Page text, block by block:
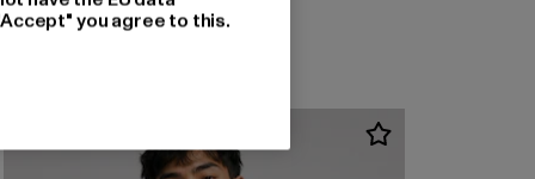
you agree to this.